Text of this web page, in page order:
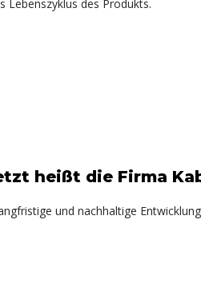
Lebenszyklus des Produkts.
heißt die Firma
und nachhaltige